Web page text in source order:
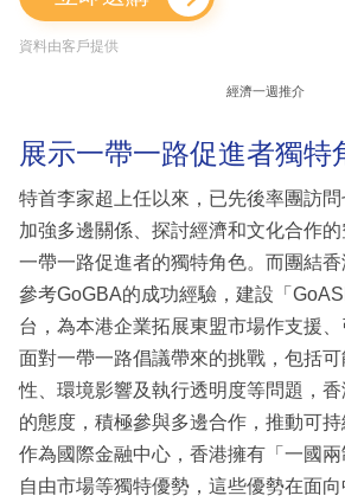
資料由客戶提供
經濟一週推介
展示一帶一路促進者獨特
特首李家超上任以來，已先後率團訪
加強多邊關係、探討經濟和文化合作
一帶一路促進者的獨特角色。而團結
參考GoGBA的成功經驗，建設「
台，為本港企業拓展東盟市場作支援、
面對一帶一路倡議帶來的挑戰，包括
性、環境影響及執行透明度等問題，
的態度，積極參與多邊合作，推動可持
作為國際金融中心，香港擁有「一國
自由市場等獨特優勢，這些優勢在面